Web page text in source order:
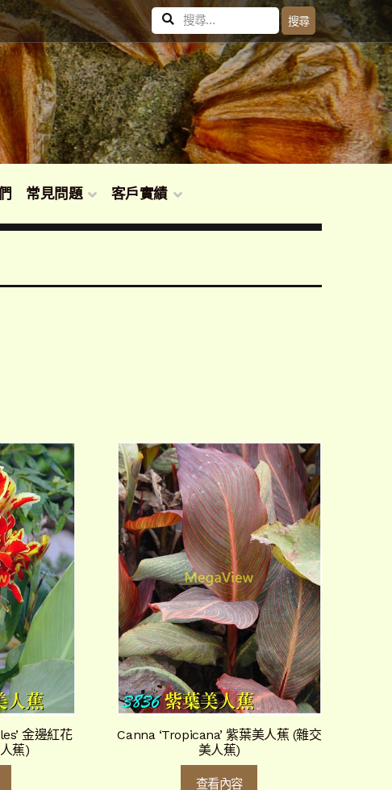
搜
尋
關
鍵
字:
搜尋
常見問題 客戶實績
金邊紅花
蕉)
Canna ‘Tropicana’ 紫葉美人蕉 (雜交
美人蕉)
查看內容